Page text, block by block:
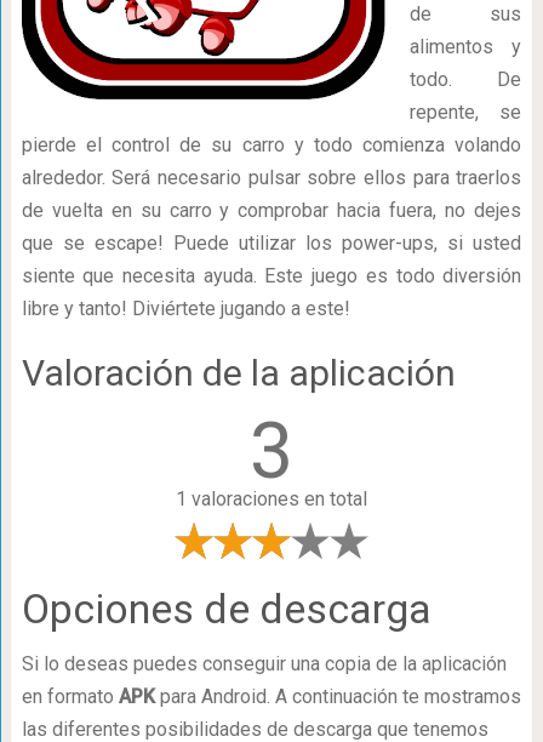
de sus
alimentos y
todo. De
repente, se
pierde el control de su carro y todo comienza volando
alrededor. Será necesario pulsar sobre ellos para traerlos
de vuelta en su carro y comprobar hacia fuera, no dejes
que se escape! Puede utilizar los power-ups, si usted
siente que necesita ayuda. Este juego es todo diversión
libre y tanto! Diviértete jugando a este!
Valoración de la aplicación
3
1 valoraciones en total
Opciones de descarga
Si lo deseas puedes conseguir una copia de la aplicación
en formato APKpara Android. A continuación te mostramos
las diferentes posibilidades de descarga que tenemos